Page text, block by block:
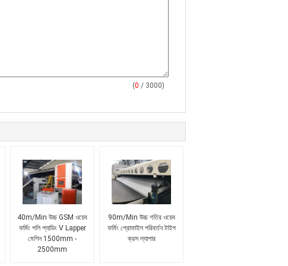
(0 / 3000)
40m/Min উচ্চ GSM ওয়েব
ফর্মিং পলি প্যাডিং V Lapper
মেশিন 1500mm -
2500mm
90m/Min উচ্চ গতির ওয়েব
ফর্মিং প্রোফাইল পরিবর্তন টাইপ
ক্রস ল্যাপার